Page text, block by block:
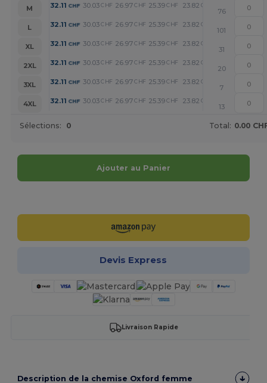
M
32.11 CHF 30.03 CHF 26.97 CHF 25.39 CHF 23.82 CHF CHF
76
L
32.11 CHF 30.03 CHF 26.97 CHF 25.39 CHF 23.82 CHF CHF
101
XL
32.11 CHF 30.03 CHF 26.97 CHF 25.39 CHF 23.82 CHF CHF
31
2XL
32.11 CHF 30.03 CHF 26.97 CHF 25.39 CHF 23.82 CHF CHF
20
3XL
32.11 CHF 30.03 CHF 26.97 CHF 25.39 CHF 23.82 CHF CHF
7
4XL
32.11 CHF 30.03 CHF 26.97 CHF 25.39 CHF 23.82 CHF CHF
13
Sélections: 0 Total: 0.00
Ajouter au Panier
Devis Express
Livraison Rapide
Description de la chemise Oxford femme